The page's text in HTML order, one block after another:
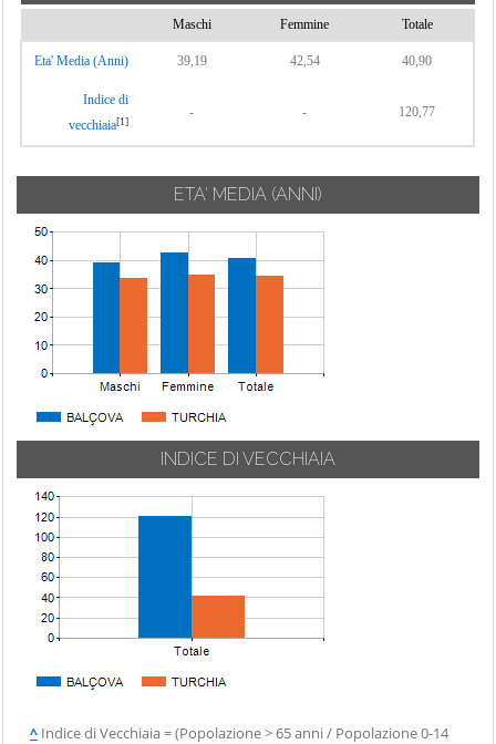
Maschi Femmine Totale
Eta' Media (Anni) 39,19 42,54 40,90
Indice di
vecchiaia[1]
- - 120,77
ETA' MEDIA (ANNI)
INDICE DI VECCHIAIA
^ Indice di Vecchiaia = (Popolazione > 65 anni / Popolazione 0-14